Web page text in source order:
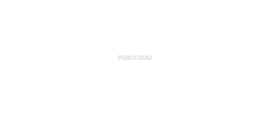
PUBLICIDAD